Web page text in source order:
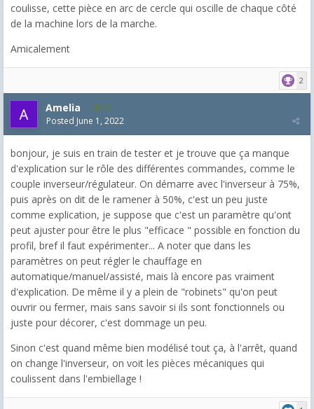
coulisse, cette pièce en arc de cercle qui oscille de chaque côté
de la machine lors de la marche.
Amicalement
2
Amelia 33
Posted June 1, 2022
bonjour, je suis en train de tester et je trouve que ça manque
d'explication sur le rôle des différentes commandes, comme le
couple inverseur/régulateur. On démarre avec l'inverseur à 75%,
puis après on dit de le ramener à 50%, c'est un peu juste
comme explication, je suppose que c'est un paramètre qu'ont
peut ajuster pour être le plus "efficace " possible en fonction du
profil, bref il faut expérimenter... A noter que dans les
paramètres on peut régler le chauffage en
automatique/manuel/assisté, mais là encore pas vraiment
d'explication. De même il y a plein de "robinets" qu'on peut
ouvrir ou fermer, mais sans savoir si ils sont fonctionnels ou
juste pour décorer, c'est dommage un peu.
Sinon c'est quand même bien modélisé tout ça, à l'arrêt, quand
on change l'inverseur, on voit les pièces mécaniques qui
coulissent dans l'embiellage !